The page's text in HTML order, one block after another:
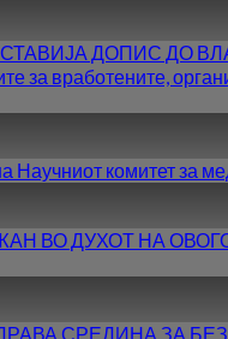
ДОПИС ДО
Научниот комитет за
ВО ДУХОТ НА
СРЕДИНА ЗА